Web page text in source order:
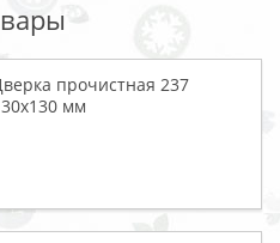
прочистная 237
мм